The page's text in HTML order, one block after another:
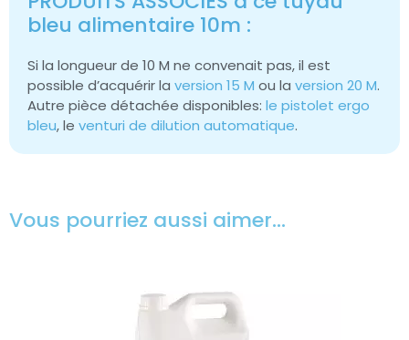
bleu alimentaire 10m :
Si la longueur de 10 M ne convenait pas, il est
possible d’acquérir la version 15 M ou la version 20 M.
Autre pièce détachée disponibles: le pistolet ergo
bleu, le venturi de dilution automatique.
Vous pourriez aussi aimer…